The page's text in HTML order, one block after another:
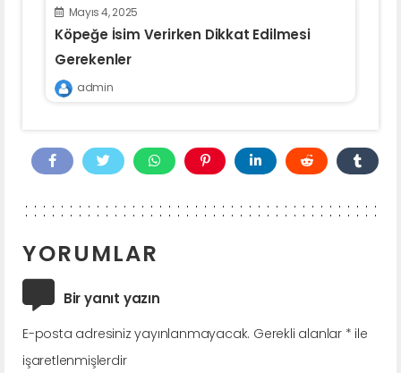
Mayıs 4, 2025
Köpeğe İsim Verirken Dikkat Edilmesi
Gerekenler
admin
YORUMLAR
Bir yanıt yazın
E-posta adresiniz yayınlanmayacak. Gerekli alanlar * ile
işaretlenmişlerdir